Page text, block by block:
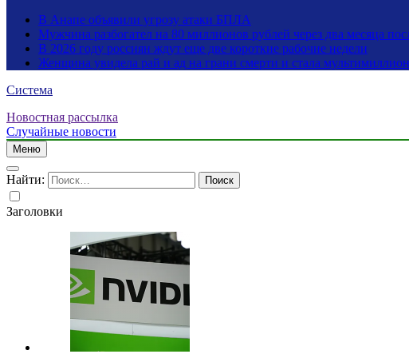
В Анапе объявили угрозу атаки БПЛА
Мужчина разбогател на 80 миллионов рублей через два месяца
В 2026 году россиян ждут еще две короткие рабочие недели
Женщина увидела рай и ад на грани смерти и стала
Система
Новостная рассылка
Случайные новости
Меню
Найти:
Заголовки